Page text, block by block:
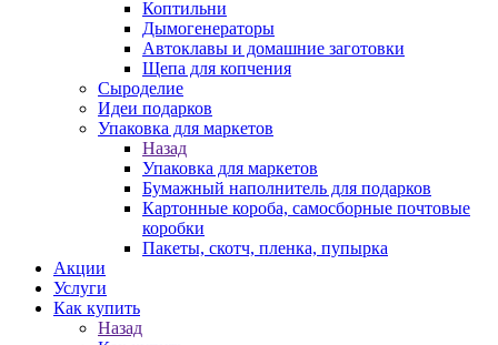
Коптильни
Дымогенераторы
Автоклавы и домашние заготовки
Щепа для копчения
Сыроделие
Идеи подарков
Упаковка для маркетов
Назад
Упаковка для маркетов
Бумажный наполнитель для подарков
Картонные короба, самосборные почтовые
коробки
Пакеты, скотч, пленка, пупырка
Акции
Услуги
Как купить
Назад